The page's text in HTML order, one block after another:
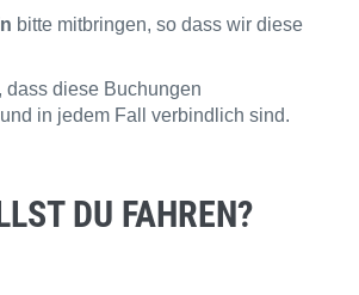
bitte mitbringen, so dass wir diese
dass diese Buchungen
in jedem Fall verbindlich sind.
DU FAHREN?